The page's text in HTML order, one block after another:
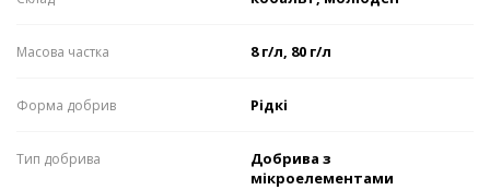
Мaсовa чaсткa 8 г/л, 80 г/л
Формa добрив Рідкі
Тип добрива
Добрива з
мікроелементами